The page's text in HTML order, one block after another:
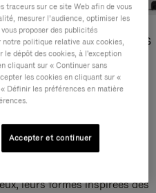
Sacs Cabas
DÉCOUVRIR
Groove
leurs formes inspirées des
traceurs sur ce site Web afin de vous
mesurer l’audience, optimiser les
proposer des publicités
notre politique relative aux cookies,
le dépôt des cookies, à l'exception
cliquant sur « Continuer sans
les cookies en cliquant sur «
Définir les préférences en matière
Accepter et continuer